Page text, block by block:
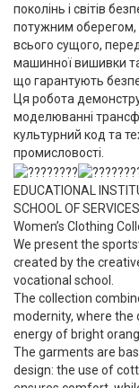
поколінь і світів
потужним оберегом,
всього сущого,
машинної вишивки та
що гарантують
Ця робота
моделюванні
культурний код та
промисловості.
EDUCATIONAL
SCHOOL OF
Women’s Clothing
We present the
created by the
vocational school.
The collection
modernity, where the
energy of bright
The garments are
design: the use of